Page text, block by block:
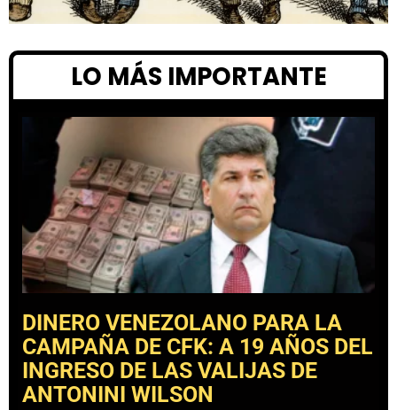
LO MÁS IMPORTANTE
DINERO VENEZOLANO PARA LA
CAMPAÑA DE CFK: A 19 AÑOS DEL
INGRESO DE LAS VALIJAS DE
ANTONINI WILSON